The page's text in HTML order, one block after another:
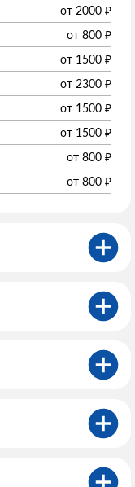
от 2000 ₽
от 800 ₽
от 1500 ₽
от 2300 ₽
от 1500 ₽
от 1500 ₽
от 800 ₽
от 800 ₽